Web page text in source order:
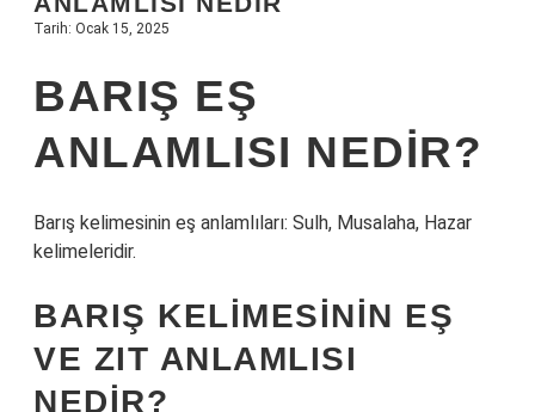
Tarih: Ocak 15, 2025
BARIŞ EŞ
ANLAMLISI NEDIR?
Barış kelimesinin eş anlamlıları: Sulh, Musalaha, Hazar
kelimeleridir.
BARIŞ KELIMESININ EŞ
VE ZIT ANLAMLISI
NEDIR?